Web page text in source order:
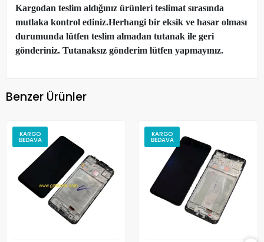
Kargodan teslim aldığınız ürünleri teslimat sırasında
mutlaka kontrol ediniz.Herhangi bir eksik ve hasar olması
durumunda lütfen teslim almadan tutanak ile geri
gönderiniz. Tutanaksız gönderim lütfen yapmayınız.
Benzer Ürünler
KARGO
BEDAVA
KARGO
BEDAVA